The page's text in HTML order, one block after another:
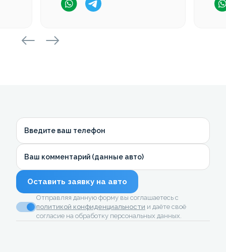
Введите ваш телефон
Ваш комментарий (данные авто)
Оставить заявку на авто
Отправляя данную форму вы соглашаетесь с
политикой конфиденциальности и даёте своё
согласие на обработку персональных данных.